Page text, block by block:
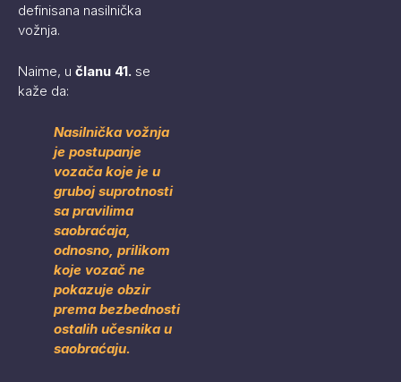
definisana nasilnička
vožnja.
Naime, u članu 41. se
kaže da:
Nasilnička vožnja
je postupanje
vozača koje je u
gruboj suprotnosti
sa pravilima
saobraćaja,
odnosno, prilikom
koje vozač ne
pokazuje obzir
prema bezbednosti
ostalih učesnika u
saobraćaju.